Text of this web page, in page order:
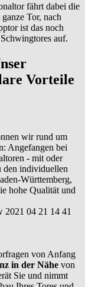
fährt dabei die
Tor, nach
ist das noch
auf.
Vorteile
wir rund um
Angefangen bei
- mit oder
den individuellen
Württemberg,
hohe Qualität und
von Anfang
in der Nähe von
Sie und nimmt